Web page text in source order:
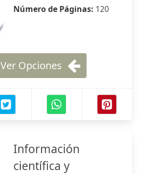
Número de Páginas: 120
Ver Opciones
Información
científica y